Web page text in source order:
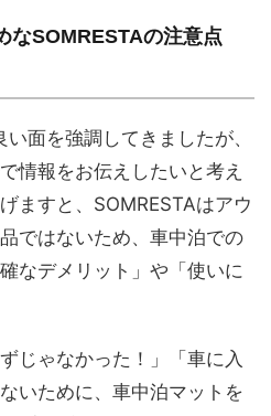
なSOMRESTAの注意点
面を強調してきましたが、
情報をお伝えしたいと考え
ますと、SOMRESTAはアウ
ではないため、車中泊での
なデメリット」や「使いに
じゃなかった！」「車に入
いために、車中泊マットを